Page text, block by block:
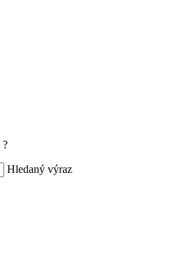
?
Hledaný výraz